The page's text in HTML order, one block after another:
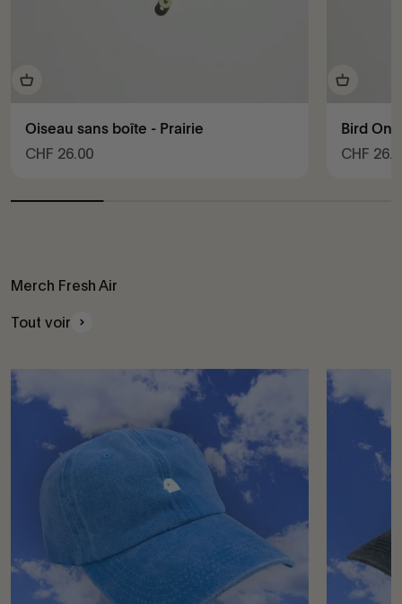
Oiseau sans boîte - Prairie
Prix de vente
CHF 26.00
Bird
Prix de
CHF
Merch Fresh Air
Tout voir